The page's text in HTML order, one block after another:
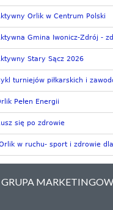
Orlik w Centrum Polski
Gmina Iwonicz-Zdrój -
Stary Sącz 2026
turniejów piłkarskich i
Pełen Energii
się po zdrowie
w ruchu- sport i zdrowie